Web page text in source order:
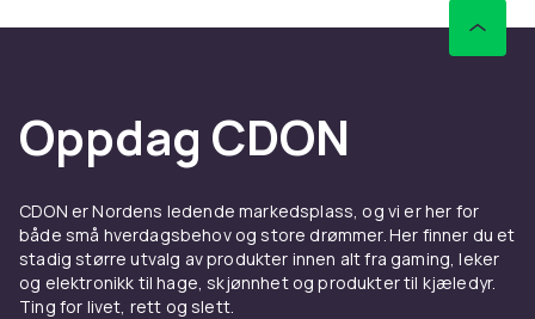
Oppdag CDON
CDON er Nordens ledende markedsplass, og vi er her for
både små hverdagsbehov og store drømmer. Her finner du et
stadig større utvalg av produkter innen alt fra gaming, leker
og elektronikk til hage, skjønnhet og produkter til kjæledyr.
Ting for livet, rett og slett.